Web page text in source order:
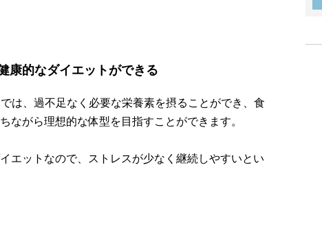
康的なダイエットができる
は、過不足なく必要な栄養素を摂ることができ、食
ながら理想的な体型を目指すことができます。
エットなので、ストレスが少なく継続しやすいとい